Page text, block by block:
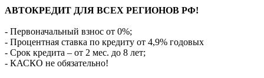
АВТОКРЕДИТ ДЛЯ ВСЕХ РЕГИОНОВ РФ!
- Первоначальный взнос от 0%;
- Процентная ставка по кредиту от 4,9% годовых
- Срок кредита – от 2 мес. до 8 лет;
- КАСКО не обязательно!